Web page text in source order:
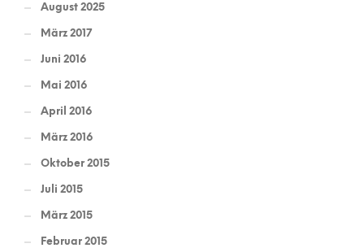
August 2025
März 2017
Juni 2016
Mai 2016
April 2016
März 2016
Oktober 2015
Juli 2015
März 2015
Februar 2015